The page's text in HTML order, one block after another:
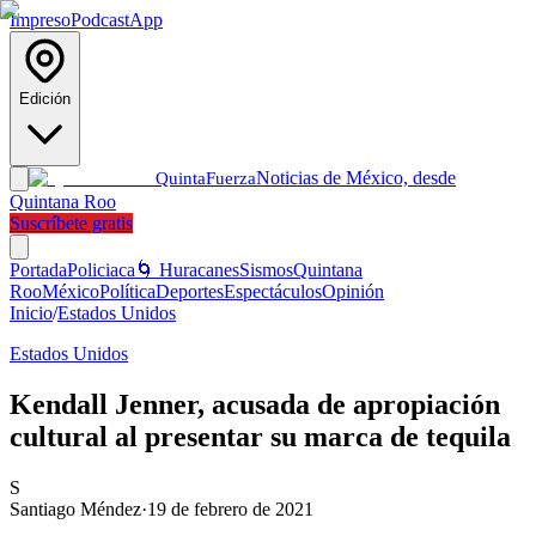
ImpresoPodcastApp
Edición
QuintaFuerzaNoticias de México, desde
Quintana Roo
Suscríbete gratis
PortadaPoliciaca 🌀 HuracanesSismosQuintana
RooMéxicoPolíticaDeportesEspectáculosOpinión
Inicio/Estados Unidos
Estados Unidos
Kendall Jenner, acusada de apropiación
cultural al presentar su marca de tequila
S
Santiago Méndez·19 de febrero de 2021